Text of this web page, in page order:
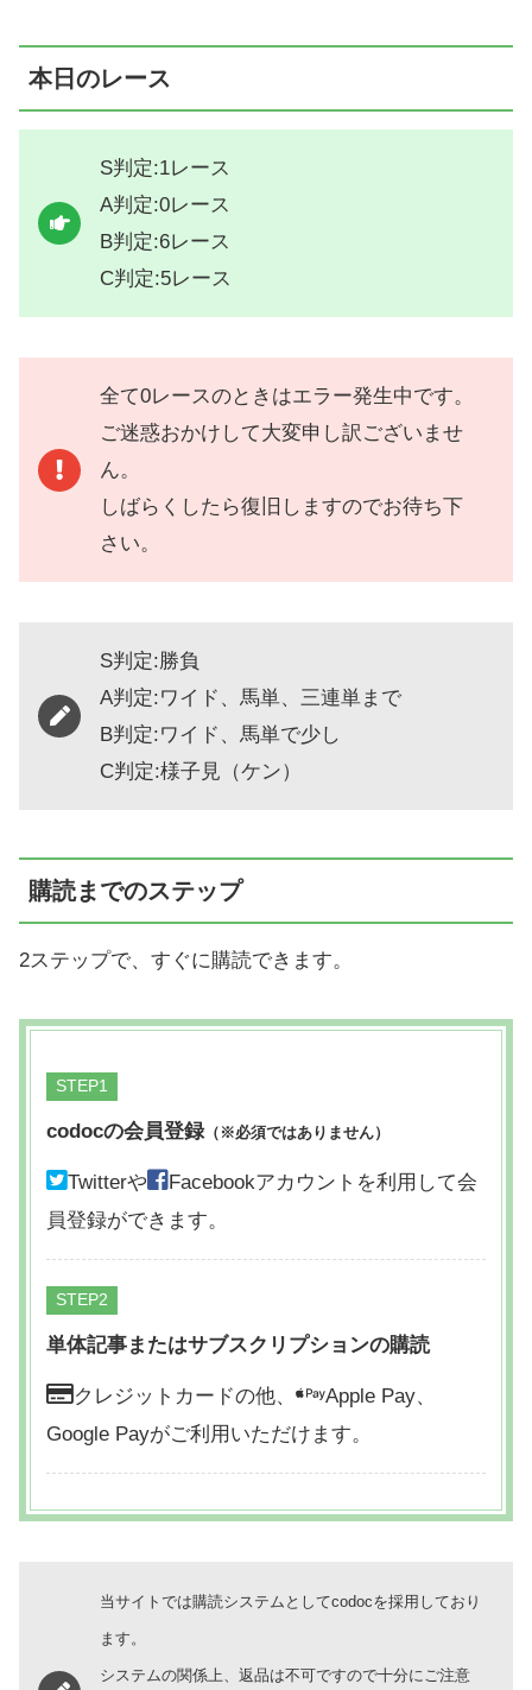
本日のレース
S判定:1レース
A判定:0レース
B判定:6レース
C判定:5レース
全て0レースのときはエラー発生中です。
ご迷惑おかけして大変申し訳ございませ
ん。
しばらくしたら復旧しますのでお待ち下
さい。
S判定:勝負
A判定:ワイド、馬単、三連単まで
B判定:ワイド、馬単で少し
C判定:様子見（ケン）
購読までのステップ
2ステップで、すぐに購読できます。
STEP
codocの会員登録（※必須ではありません）
Twitterや
Facebookアカウントを利用して会
員登録ができます。
STEP
単体記事またはサブスクリプションの購読
クレジットカードの他、
Apple Pay、
Google Payがご利用いただけます。
当サイトでは購読システムとしてcodocを採用しており
ます。
システムの関係上、返品は不可ですので十分にご注意